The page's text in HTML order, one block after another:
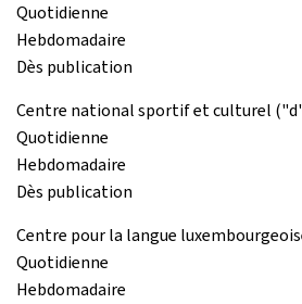
Quotidienne
Hebdomadaire
Dès publication
Centre national sportif et culturel
Quotidienne
Hebdomadaire
Dès publication
Centre pour la langue
Quotidienne
Hebdomadaire